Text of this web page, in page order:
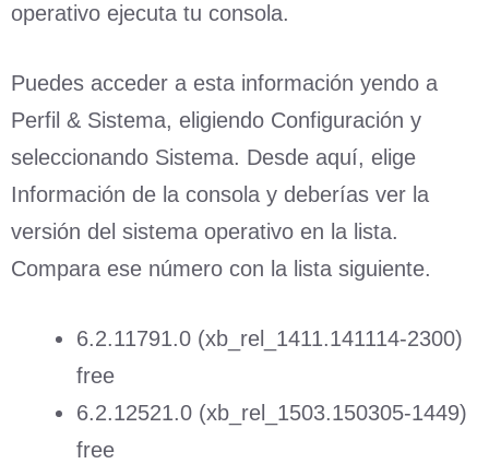
operativo ejecuta tu consola.
Puedes acceder a esta información yendo a
Perfil & Sistema, eligiendo Configuración y
seleccionando Sistema. Desde aquí, elige
Información de la consola y deberías ver la
versión del sistema operativo en la lista.
Compara ese número con la lista siguiente.
6.2.11791.0 (xb_rel_1411.141114-2300)
free
6.2.12521.0 (xb_rel_1503.150305-1449)
free